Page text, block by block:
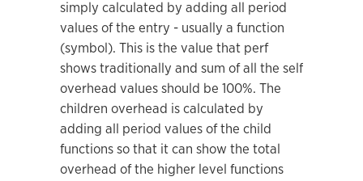
simply calculated by adding all period
values of the entry - usually a function
(symbol). This is the value that perf
shows traditionally and sum of all the self
overhead values should be 100%. The
children overhead is calculated by
adding all period values ofthe child
functions so that it can show the total
overhead of the higher level functions